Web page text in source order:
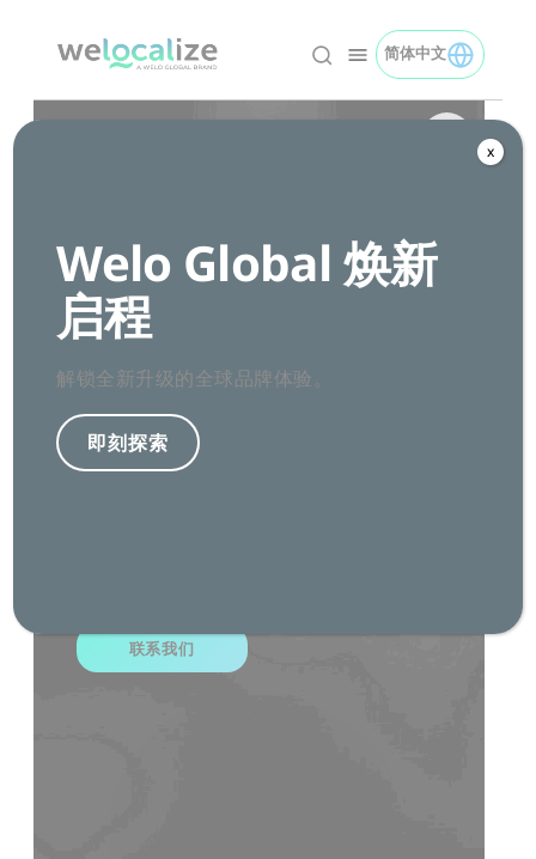
内
简体中文 logo
简体中文
TOGGLE 简体中文
Pause video
在当今数字时代，应用、网站和软件必须直观易
用、功能完备且没有错误。不仅如此，这些产品
需要在性能、可用性和文化适应性方面达到极高
提供舒心的使用体验。
Welocalize 的多语言测试服务可以让您的软
件、网站和移动应用以最佳状态展示给全球用
户。我们不仅在技术层面精益求精，而且具备深
联系我们
Welo Global 焕新
启程
解锁全新升级的全球品牌体验。
即刻探索
x